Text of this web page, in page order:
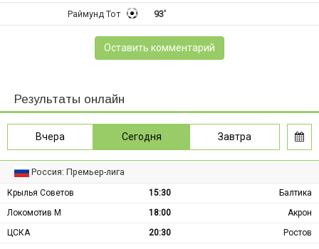
93'
Раймунд Тот
Оставить комментарий
Результаты онлайн
Вчера Сегодня Завтра
Россия: Премьер-лига
Крылья Советов 15:30
Балтика
Локомотив М
18:00
Акрон
ЦСКА
20:30 Ростов